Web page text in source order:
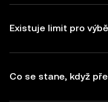
Existuje limit pro
Co se stane, když